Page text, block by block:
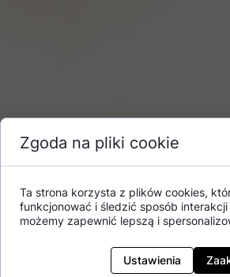
Uśmiechnij się do AMG!
Zgoda na pliki cookie
Ta strona korzysta z plików cookies,
funkcjonować i śledzić sposób
możemy zapewnić lepszą i
Ustawienia